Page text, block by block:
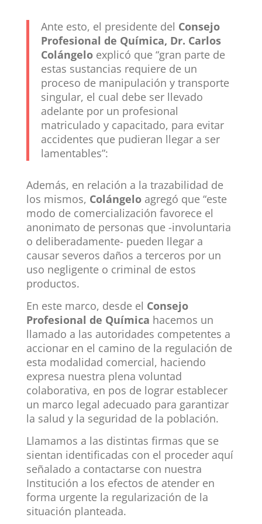
Ante esto, el presidente del Consejo
Profesional de Química, Dr. Carlos
Colángeloexplicó que “gran parte de
estas sustancias requiere de un
proceso de manipulación y transporte
singular, el cual debe ser llevado
adelante por un profesional
matriculado y capacitado, para evitar
accidentes que pudieran llegar a ser
lamentables”:
Además, en relación a la trazabilidad de
los mismos, Colángeloagregó que “este
modo de comercialización favorece el
anonimato de personas que -involuntaria
o deliberadamente- pueden llegar a
causar severos daños a terceros por un
uso negligente o criminal de estos
productos.
En este marco, desde el Consejo
Profesional de Química hacemos un
llamado a las autoridades competentes a
accionar en el camino de la regulación de
esta modalidad comercial, haciendo
expresa nuestra plena voluntad
colaborativa, en pos de lograr establecer
un marco legal adecuado para garantizar
la salud y la seguridad de la población.
Llamamos a las distintas firmas que se
sientan identificadas con el proceder aquí
señalado a contactarse con nuestra
Institución a los efectos de atender en
forma urgente la regularización de la
situación planteada.